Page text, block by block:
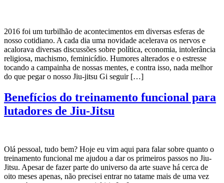
2016 foi um turbilhão de acontecimentos em diversas esferas de
nosso cotidiano. A cada dia uma novidade acelerava os nervos e
acalorava diversas discussões sobre política, economia, intolerância
religiosa, machismo, feminicídio. Humores alterados e o estresse
tocando a campainha de nossas mentes, e contra isso, nada melhor
do que pegar o nosso Jiu-jitsu Gi seguir […]
Benefícios do treinamento funcional para
lutadores de Jiu-Jitsu
Olá pessoal, tudo bem? Hoje eu vim aqui para falar sobre quanto o
treinamento funcional me ajudou a dar os primeiros passos no Jiu-
Jitsu. Apesar de fazer parte do universo da arte suave há cerca de
oito meses apenas, não precisei entrar no tatame mais de uma vez